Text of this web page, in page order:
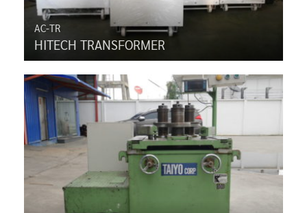
AC-TR
HITECH TRANSFORMER